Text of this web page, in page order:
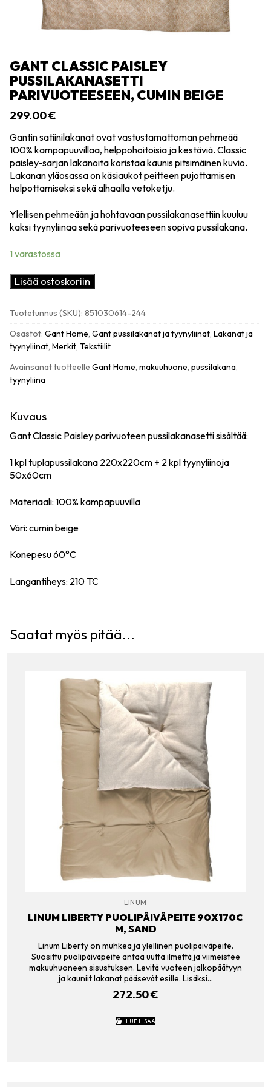
GANT CLASSIC PAISLEY
PUSSILAKANASETTI
PARIVUOTEESEEN, CUMIN BEIGE
299.00€
Gantin satiinilakanat ovat vastustamattoman pehmeää
100% kampapuuvillaa, helppohoitoisia ja kestäviä. Classic
paisley-sarjan lakanoita koristaa kaunis pitsimäinen kuvio.
Lakanan yläosassa on käsiaukot peitteen pujottamisen
helpottamiseksi sekä alhaalla vetoketju.
Ylellisen pehmeään ja hohtavaan pussilakanasettiin kuuluu
kaksi tyynyliinaa sekä parivuoteeseen sopiva pussilakana.
1 varastossa
Gant
Classic
pussilakanasetti
parivuoteeseen,
cumin
määrä
Lisää ostoskoriin
Tuotetunnus (SKU): 851030614-244
Osastot: Gant Home, Gant pussilakanat ja tyynyliinat, Lakanat ja
tyynyliinat, Merkit, Tekstiilit
Avainsanat tuotteelle Gant Home, makuuhuone, pussilakana,
tyynyliina
Kuvaus
Gant Classic Paisley parivuoteen pussilakanasetti sisältää:
1 kpl tuplapussilakana 220x220cm + 2 kpl tyynyliinoja
50x60cm
Materiaali: 100% kampapuuvilla
Väri: cumin beige
Konepesu 60°C
Langantiheys: 210 TC
Saatat myös pitää...
LINUM
LINUM LIBERTY PUOLIPÄIVÄPEITE 90X170C
M, SAND
Linum Liberty on muhkea ja ylellinen puolipäiväpeite.
Suosittu puolipäiväpeite antaa uutta ilmettä ja viimeistee
makuuhuoneen sisustuksen. Levitä vuoteen jalkopäätyyn
ja kauniit lakanat pääsevät esille. Lisäksi…
272.50€
LUE LISÄÄ